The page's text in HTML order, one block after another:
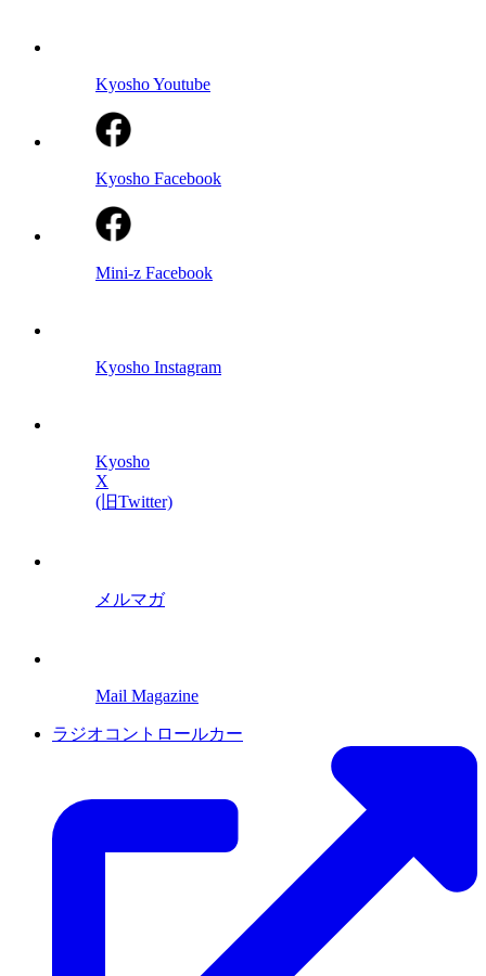
Kyosho Youtube
Kyosho Facebook
Mini-z Facebook
Kyosho Instagram
Kyosho
X
(旧Twitter)
メルマガ
Mail Magazine
ラジオコントロールカー